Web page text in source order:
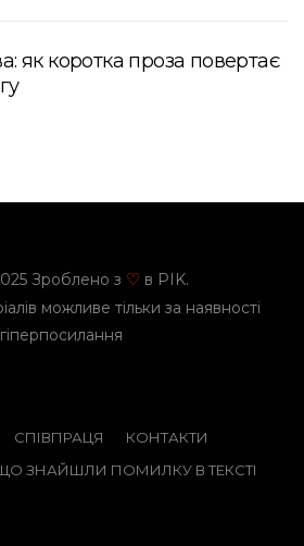
як коротка проза повертає
Зроблено з ♡ в PIK.
можливе тільки за наявності
гіперпосилання
СПІВПРАЦЯ
КОНТАКТИ
ЗНАЙШЛИ ПОМИЛКУ В ТЕКСТІ